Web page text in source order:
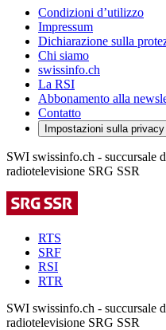
Condizioni d’utilizzo
Impressum
Dichiarazione sulla
Chi siamo
swissinfo.ch
La RSI
Abbonamento alla
Contatto
Impostazioni sulla privacy
SWI swissinfo.ch - succursale
radiotelevisione SRG SSR
RTS
SRF
RSI
RTR
SWI swissinfo.ch - succursale
radiotelevisione SRG SSR